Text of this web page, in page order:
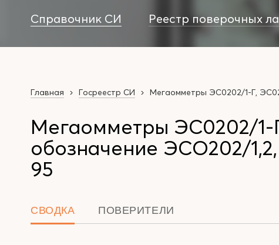
Справочник СИ Реестр поверочных
Главная Госреестр СИ Мегаомметры ЭС0202/1-Г,
Мегаомметры ЭС0202/1-
обозначение ЭСО202/
95
СВОДКА ПОВЕРИТЕЛИ